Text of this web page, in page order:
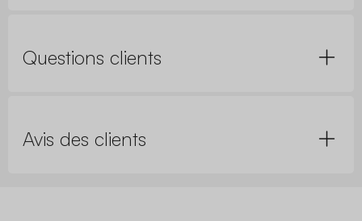
Questions clients
Avis des clients